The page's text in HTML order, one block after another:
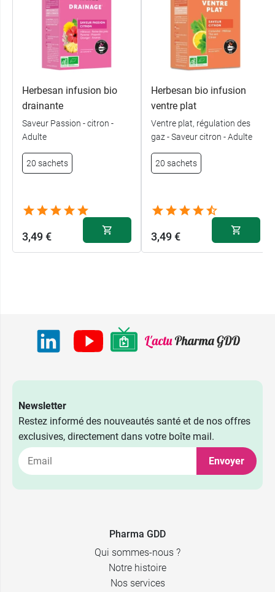
Herbesan infusion bio
drainante
Saveur Passion - citron -
Adulte
20 sachets
3,49 €
Herbesan bio infusion
ventre plat
Ventre plat, régulation des
gaz - Saveur citron - Adulte
20 sachets
3,49 €
Newsletter
Restez informé des nouveautés santé et de nos offres
exclusives, directement dans votre boîte mail.
Envoyer
Pharma GDD
Qui sommes-nous ?
Notre histoire
Nos services